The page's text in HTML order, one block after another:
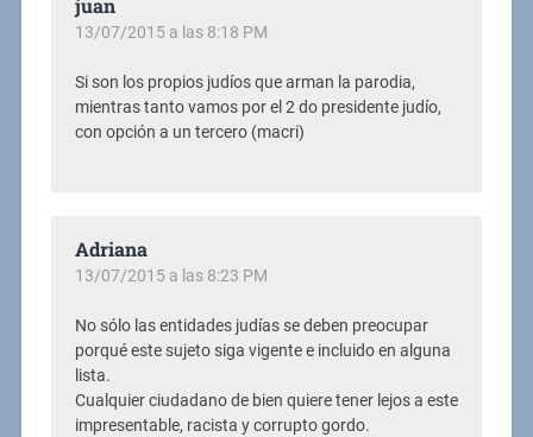
13/07/2015 a las 8:18 PM
Si son los propios judíos que arman la parodia,
mientras tanto vamos por el 2 do presidente judío,
con opción a un tercero (macri)
Adriana
13/07/2015 a las 8:23 PM
No sólo las entidades judías se deben preocupar
porqué este sujeto siga vigente e incluido en alguna
lista.
Cualquier ciudadano de bien quiere tener lejos a este
impresentable, racista y corrupto gordo.